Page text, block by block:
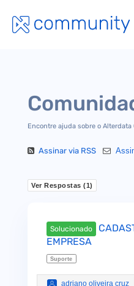
Encontre ajuda sobre o
Assinar via RSS
Ver Respostas (1)
Solucionado
EMPRESA
Suporte
adriano oliveira cruz